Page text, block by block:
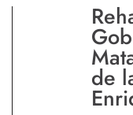
de